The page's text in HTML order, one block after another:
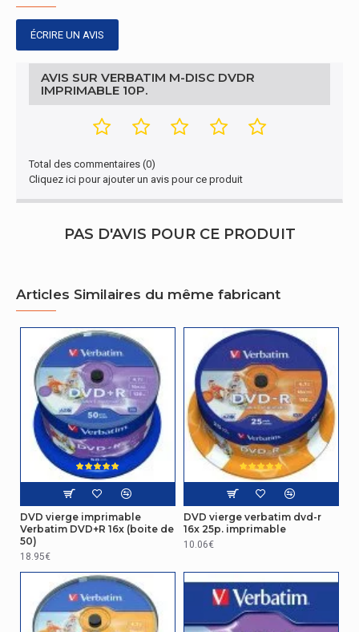
ÉCRIRE UN AVIS
AVIS SUR VERBATIM M-DISC DVDR
IMPRIMABLE 10P.
Total des commentaires (0)
Cliquez ici pour ajouter un avis pour ce produit
PAS D'AVIS POUR CE PRODUIT
Articles Similaires du même fabricant
DVD vierge imprimable
Verbatim DVD+R 16x (boite de
50)
18.95€
DVD vierge verbatim dvd-r
16x 25p. imprimable
10.06€